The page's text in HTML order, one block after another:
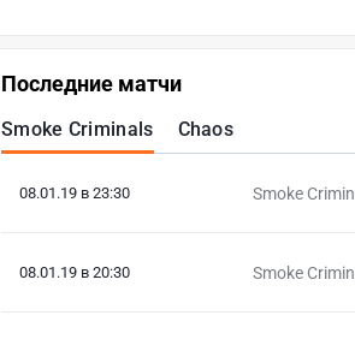
Последние матчи
Smoke Criminals Chaos
08.01.19 в 23:30 Smoke Crimin
08.01.19 в 20:30 Smoke Crimin